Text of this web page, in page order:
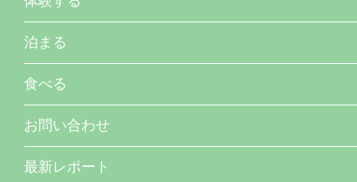
泊まる
食べる
お問い合わせ
最新レポート